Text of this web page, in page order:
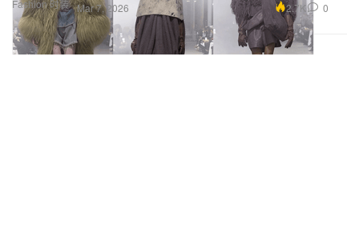
Fashion 时装 Mar 7, 2026 2.7K 0